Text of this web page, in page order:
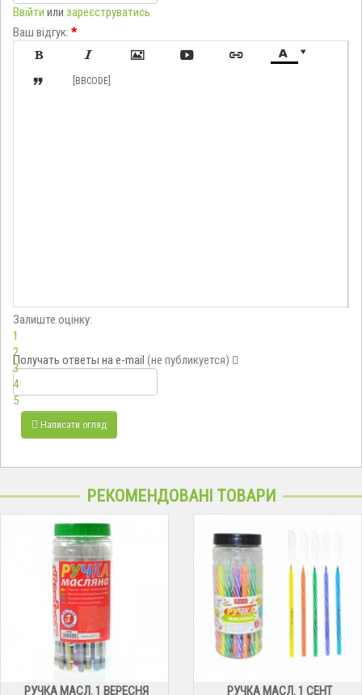
Ввійти или зареєструватись
Ваш відгук: *

     
 [BBCODE]
Залиште оцінку:
1
2
3
4
5
Получать ответы на e-mail (не публикуется)
Написати огляд
РЕКОМЕНДОВАНІ ТОВАРИ
РУЧКА МАСЛ. 1 ВЕРЕСНЯ РУЧКА МАСЛ. 1 СЕНТ